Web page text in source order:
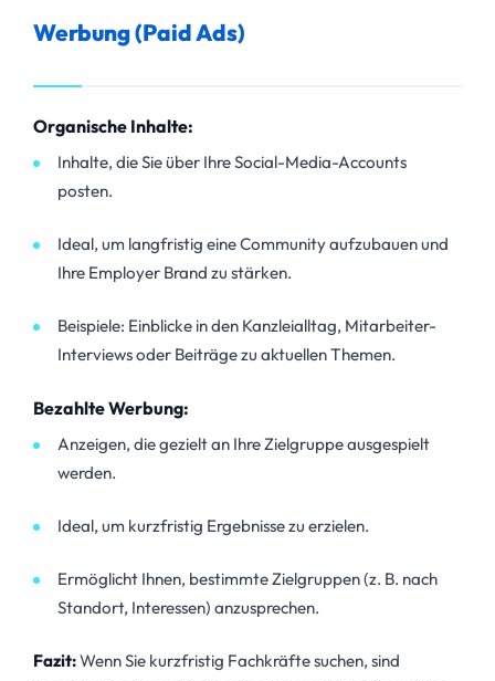
Werbung (Paid Ads)
Organische Inhalte:
Inhalte, die Sie über Ihre Social-Media-Accounts
posten.
Ideal, um langfristig eine Community aufzubauen und
Ihre Employer Brand zu stärken.
Beispiele: Einblicke in den Kanzleialltag, Mitarbeiter-
Interviews oder Beiträge zu aktuellen Themen.
Bezahlte Werbung:
Anzeigen, die gezielt an Ihre Zielgruppe ausgespielt
werden.
Ideal, um kurzfristig Ergebnisse zu erzielen.
Ermöglicht Ihnen, bestimmte Zielgruppen (z. B. nach
Standort, Interessen) anzusprechen.
Fazit:Wenn Sie kurzfristig Fachkräfte suchen, sind